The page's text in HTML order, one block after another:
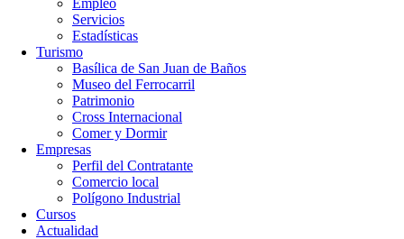
Empleo
Servicios
Estadísticas
Turismo
Basílica de San Juan de Baños
Museo del Ferrocarril
Patrimonio
Cross Internacional
Comer y Dormir
Empresas
Perfil del Contratante
Comercio local
Polígono Industrial
Cursos
Actualidad